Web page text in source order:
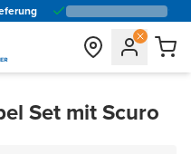
Set mit Scuro